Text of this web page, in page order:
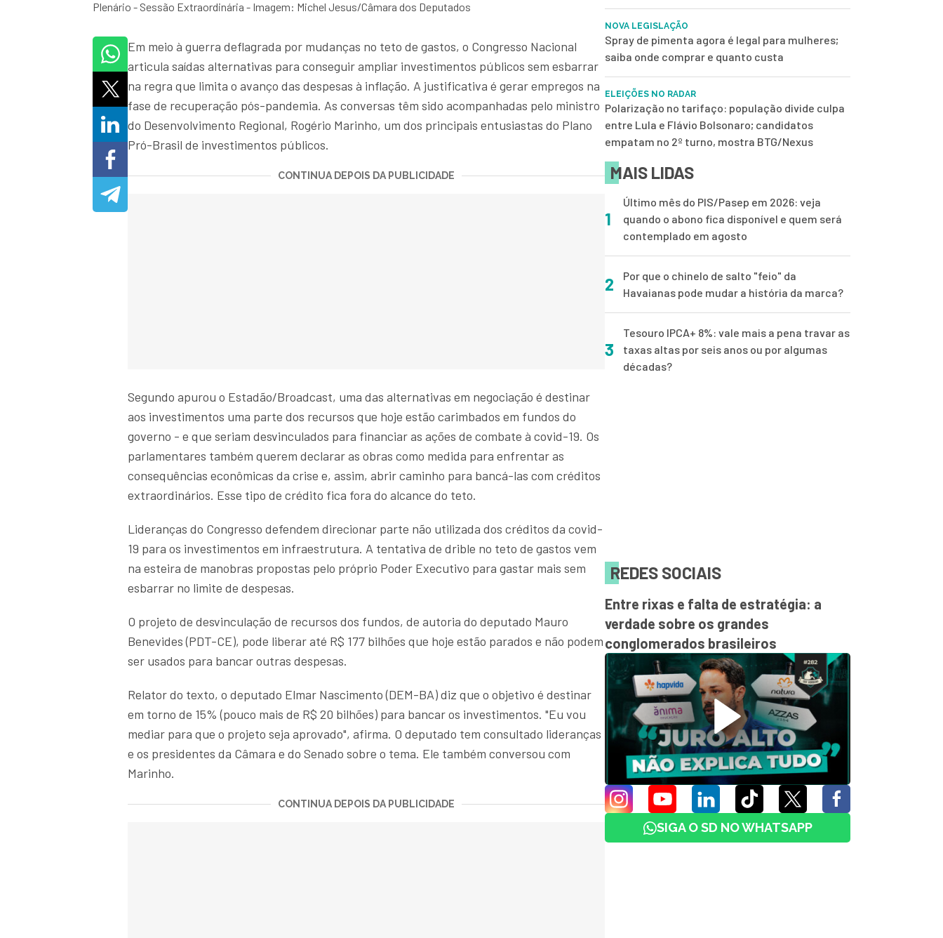
Plenário - Sessão Extraordinária - Imagem: Michel Jesus/Câmara dos Deputados
Em meio à guerra deflagrada por mudanças no teto de gastos, o Congresso Nacional
articula saídas alternativas para conseguir ampliar investimentos públicos sem esbarrar
na regra que limita o avanço das despesas à inflação. A justificativa é gerar empregos na
fase de recuperação pós-pandemia. As conversas têm sido acompanhadas pelo ministro
do Desenvolvimento Regional, Rogério Marinho, um dos principais entusiastas do Plano
Pró-Brasil de investimentos públicos.
CONTINUA DEPOIS DA PUBLICIDADE
Segundo apurou o Estadão/Broadcast, uma das alternativas em negociação é destinar
aos investimentos uma parte dos recursos que hoje estão carimbados em fundos do
governo - e que seriam desvinculados para financiar as ações de combate à covid-19. Os
parlamentares também querem declarar as obras como medida para enfrentar as
consequências econômicas da crise e, assim, abrir caminho para bancá-las com créditos
extraordinários. Esse tipo de crédito fica fora do alcance do teto.
Lideranças do Congresso defendem direcionar parte não utilizada dos créditos da covid-
19 para os investimentos em infraestrutura. A tentativa de drible no teto de gastos vem
na esteira de manobras propostas pelo próprio Poder Executivo para gastar mais sem
esbarrar no limite de despesas.
O projeto de desvinculação de recursos dos fundos, de autoria do deputado Mauro
Benevides (PDT-CE), pode liberar até R$ 177 bilhões que hoje estão parados e não podem
ser usados para bancar outras despesas.
Relator do texto, o deputado Elmar Nascimento (DEM-BA) diz que o objetivo é destinar
em torno de 15% (pouco mais de R$ 20 bilhões) para bancar os investimentos. "Eu vou
mediar para que o projeto seja aprovado", afirma. O deputado tem consultado lideranças
e os presidentes da Câmara e do Senado sobre o tema. Ele também conversou com
Marinho.
CONTINUA DEPOIS DA PUBLICIDADE
NOVA LEGISLAÇÃO
Spray de pimenta agora é legal para mulheres;
saiba onde comprar e quanto custa
ELEIÇÕES NO RADAR
Polarização no tarifaço: população divide culpa
entre Lula e Flávio Bolsonaro; candidatos
empatam no 2º turno, mostra BTG/Nexus
MAIS LIDAS
1
Último mês do PIS/Pasep em 2026: veja
quando o abono fica disponível e quem será
contemplado em agosto
2
Por que o chinelo de salto "feio" da
Havaianas pode mudar a história da marca?
3
Tesouro IPCA+ 8%: vale mais a pena travar as
taxas altas por seis anos ou por algumas
décadas?
REDES SOCIAIS
Entre rixas e falta de estratégia: a
verdade sobre os grandes
conglomerados brasileiros
SIGA O SD NO WHATSAPP